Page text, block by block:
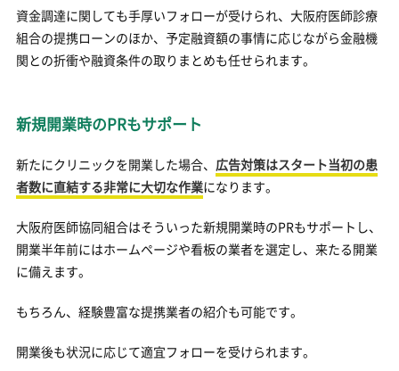
資金調達に関しても手厚いフォローが受けられ、大阪府医師診療
組合の提携ローンのほか、予定融資額の事情に応じながら金融機
関との折衝や融資条件の取りまとめも任せられます。
新規開業時のPRもサポート
新たにクリニックを開業した場合、 広告対策はスタート当初の患
者数に直結する非常に大切な作業になります。
大阪府医師協同組合はそういった新規開業時のPRもサポートし、
開業半年前にはホームページや看板の業者を選定し、来たる開業
に備えます。
もちろん、経験豊富な提携業者の紹介も可能です。
開業後も状況に応じて適宜フォローを受けられます。